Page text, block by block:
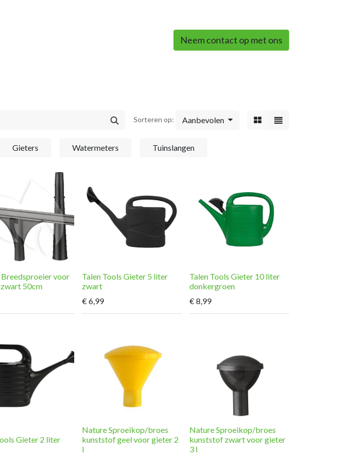
Neem contact op met ons
Sorteren op: Aanbevolen
Gieters Watermeters Tuinslangen
voor
50cm
Talen Tools Gieter 5 liter
zwart
€ 6,99
Talen Tools Gieter 10 liter
donkergroen
€ 8,99
Gieter 2 liter
Nature Sproeikop/broes
kunststof geel voor gieter 2
l
Nature Sproeikop/broes
kunststof zwart voor gieter
3 l